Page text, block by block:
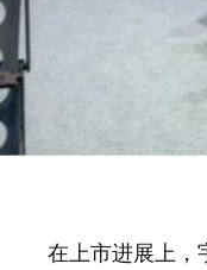
在上市进展上，